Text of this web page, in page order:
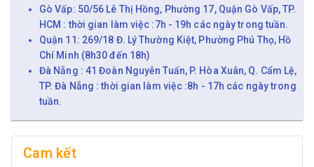
Gò Vấp: 50/56 Lê Thị Hồng, Phường 17, Quận Gò Vấp, TP.
HCM : thời gian làm việc :7h - 19h các ngày trong tuần.
Quận 11: 269/18 Đ. Lý Thường Kiệt, Phường Phú Thọ, Hồ
Chí Minh (8h30 đến 18h)
Đà Nẵng : 41 Đoàn Nguyễn Tuấn, P. Hòa Xuân, Q. Cẩm Lệ,
TP. Đà Nẵng : thời gian làm việc :8h - 17h các ngày trong
tuần.
Cam kết